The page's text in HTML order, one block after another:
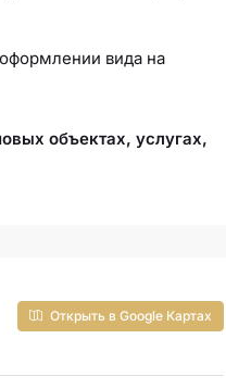
вида на
объектах, услугах,
Открыть в Google Картах